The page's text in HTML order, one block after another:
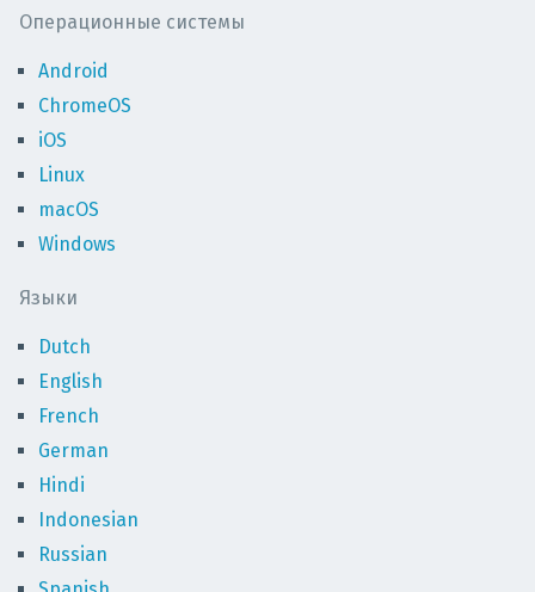
Операционные системы
Android
ChromeOS
iOS
Linux
macOS
Windows
Языки
Dutch
English
French
German
Hindi
Indonesian
Russian